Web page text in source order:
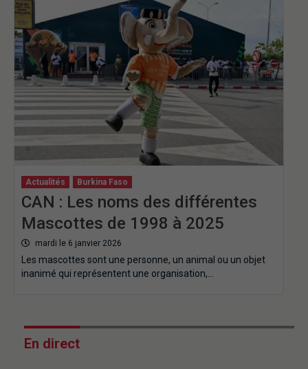
Actualités Burkina Faso
CAN : Les noms des différentes
Mascottes de 1998 à 2025
mardi le 6 janvier 2026
Les mascottes sont une personne, un animal ou un objet
inanimé qui représentent une organisation,…
En direct